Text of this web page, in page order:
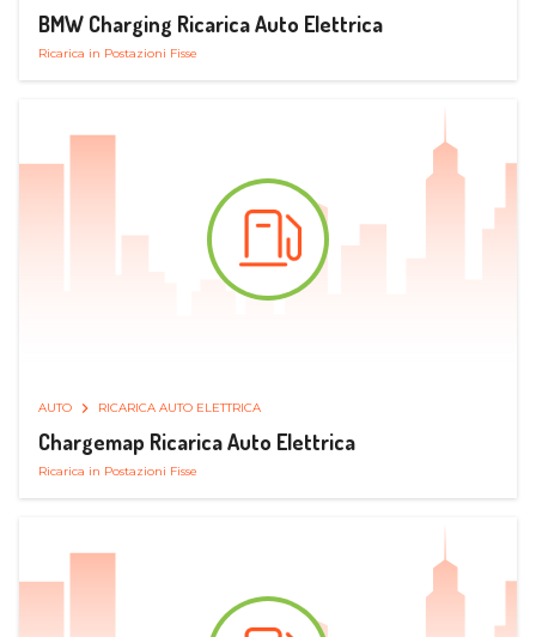
BMW Charging Ricarica Auto Elettrica
Ricarica in Postazioni Fisse
AUTO RICARICA AUTO ELETTRICA
Chargemap Ricarica Auto Elettrica
Ricarica in Postazioni Fisse